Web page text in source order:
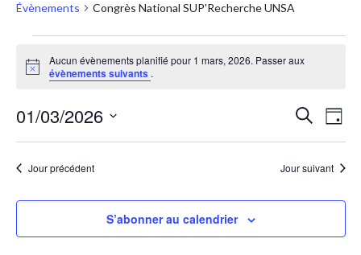
Évènements Congrès National SUP'Recherche UNSA
Évènements
for
1
mars,
2026
Notice
Aucun évènements planifié pour 1 mars, 2026. Passer aux
évènements suivants .
et
de
vues
Recherche
de
Jour
01/03/2026
date.
Jour précédent Jour suivant
S’abonner au calendrier